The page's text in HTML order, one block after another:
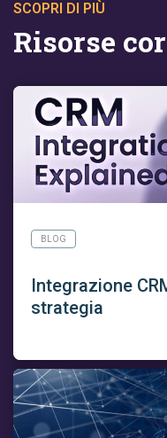
SCOPRI DI PIÙ
Risorse
BLOG
Integrazione
strategia